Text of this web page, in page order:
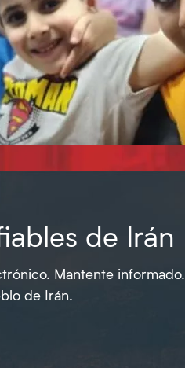
de Irán
Mantente informado.
de Irán.